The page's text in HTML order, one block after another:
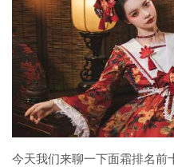
今天我们来聊一下面霜排名前